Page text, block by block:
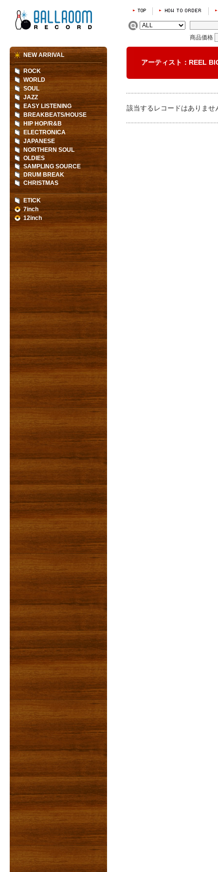
商品価格
アーティスト：REEL
該当するレコードはありませ
NEW ARRIVAL
ROCK
WORLD
SOUL
JAZZ
EASY LISTENING
BREAKBEATS/HOUSE
HIP HOP/R&B
ELECTRONICA
JAPANESE
NORTHERN SOUL
OLDIES
SAMPLING SOURCE
DRUM BREAK
CHRISTMAS
ETICK
7inch
12inch